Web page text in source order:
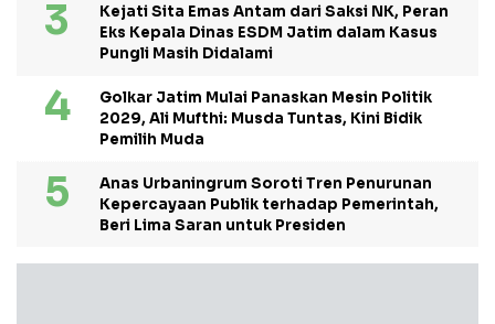
Kejati Sita Emas Antam dari Saksi NK, Peran
Eks Kepala Dinas ESDM Jatim dalam Kasus
Pungli Masih Didalami
Golkar Jatim Mulai Panaskan Mesin Politik
2029, Ali Mufthi: Musda Tuntas, Kini Bidik
Pemilih Muda
Anas Urbaningrum Soroti Tren Penurunan
Kepercayaan Publik terhadap Pemerintah,
Beri Lima Saran untuk Presiden